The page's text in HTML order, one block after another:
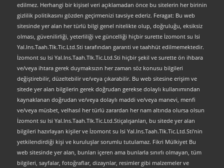
edilmez. Herhangi bir kişisel veri açıklamadan önce bu sitelerin her birinin
gizlilik politikasını gözden geçirmenizi tavsiye ederiz. Feragat: Bu web
sitesinde yer alan her türlü bilgi genel nitelikte olup, doğruluğu, eksiksiz
olması, güvenilirliği, yeterliliği ve güncelliği hiçbir surette İzomont su Isi
Yal.Ins.Taah.Tlk.Tic.Ltd.Sti tarafından garanti ve taahhüt edilmemektedir.
İzomont su Isi Yal.Ins.Taah.Tlk.Tic.Ltd.Sti hiçbir şekil ve surette ön ihbara
ve/veya ihtara gerek duymaksızın her zaman söz konusu bilgileri
değiştirebilir, düzeltebilir ve/veya çıkarabilir. Bu web sitesine erişim ve
sitede yer alan bilgilerin gerek doğrudan gerekse dolaylı kullanımından
kaynaklanan doğrudan ve/veya dolaylı maddi ve/veya manevi, menfi
ve/veya müsbet, velhasıl her türlü zarardan her nam altında olursa olsun
İzomont su Isi Yal.Ins.Taah.Tlk.Tic.Ltd.Stiçalışanları, bu sitede yer alan
bilgileri hazırlayan kişiler ve İzomont su Isi Yal.Ins.Taah.Tlk.Tic.Ltd.Sti’nin
yetkilendirdiği kişi ve kuruluşlar sorumlu tutulamaz. Fikri Mülkiyet Bu
web sitesinde yer alan, bunları içeren ama bunlarla sınırlı olmayan, tüm
bilgileri, sayfalar, fotoğraflar, dizaynlar, resimler gibi malzemeler ve